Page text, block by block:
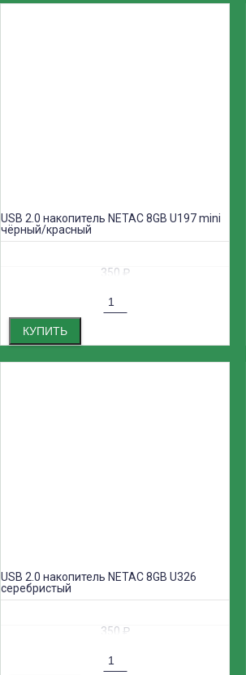
USB 2.0 накопитель NETAC 8GB U197 mini
чёрный/красный
350 ₽
КУПИТЬ
USB 2.0 накопитель NETAC 8GB U326
серебристый
350 ₽